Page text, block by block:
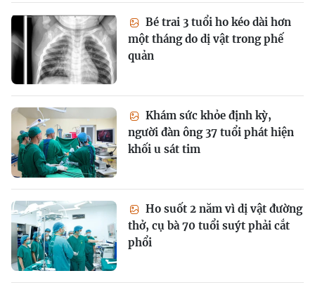
Bé trai 3 tuổi ho kéo dài hơn
một tháng do dị vật trong phế
quản
Khám sức khỏe định kỳ,
người đàn ông 37 tuổi phát hiện
khối u sát tim
Ho suốt 2 năm vì dị vật đường
thở, cụ bà 70 tuổi suýt phải cắt
phổi